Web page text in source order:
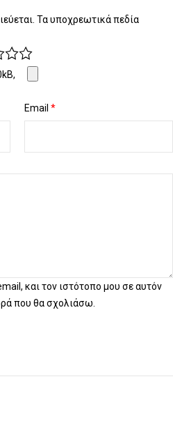
Τα υποχρεωτικά πεδία
Email *
και τον ιστότοπο μου σε αυτόν
που θα σχολιάσω.